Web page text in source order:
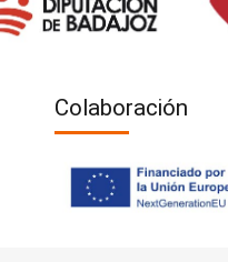
Colaboración